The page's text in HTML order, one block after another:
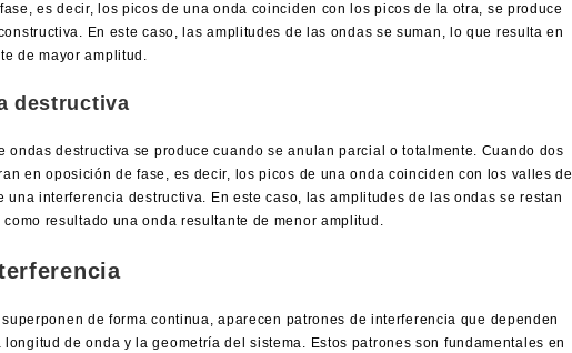
es decir, los picos de una onda coinciden con los picos de la otra, se produce
En este caso, las amplitudes de las ondas se suman, lo que resulta en
de mayor amplitud.
destructiva
ondas destructiva se produce cuando se anulan parcial o totalmente. Cuando dos
en oposición de fase, es decir, los picos de una onda coinciden con los valles de
una interferencia destructiva. En este caso, las amplitudes de las ondas se restan
resultado una onda resultante de menor amplitud.
de forma continua, aparecen patrones de interferencia que dependen
de onda y la geometría del sistema. Estos patrones son fundamentales en